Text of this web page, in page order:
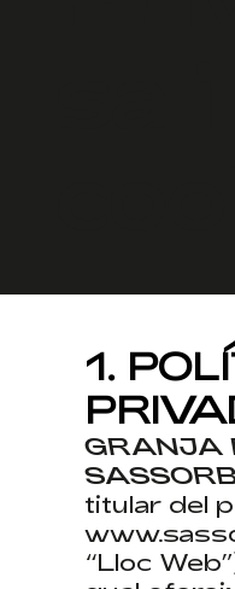
1.
GRANJA
titular del
“Lloc